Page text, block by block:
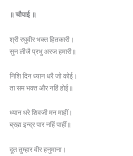
॥ चौपाई ॥
श्री रघुवीर भक्त हितकारी।
सुन लीजै प्रभु अरज हमारी॥
निशि दिन ध्यान धरै जो कोई।
ता सम भक्त और नहिं होई॥
ध्यान धरे शिवजी मन माहीं।
ब्रह्म इन्द्र पार नहिं पाहीं॥
दूत तुम्हार वीर हनुमाना।